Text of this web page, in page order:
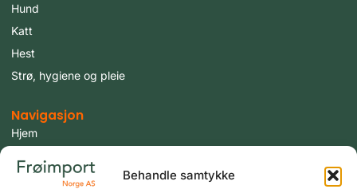
Behandle samtykke
Hund
Katt
Hest
Strø, hygiene og pleie
Navigasjon
Hjem
Fugler